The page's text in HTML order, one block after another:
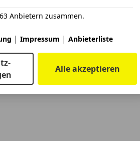
Anbietern zusammen.
| Impressum | Anbieterliste
Alle akzeptieren